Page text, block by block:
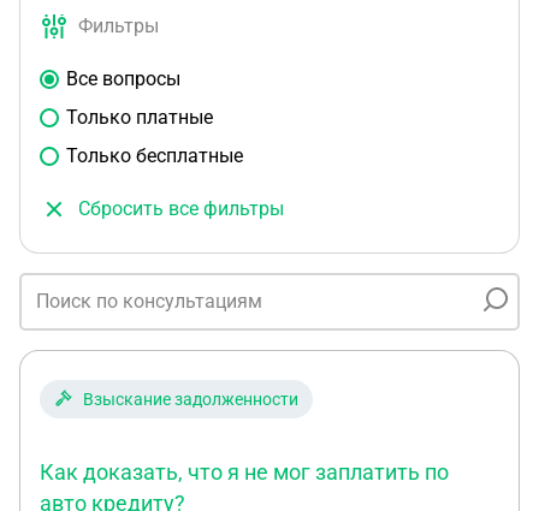
Фильтры
Все вопросы
Только платные
Только бесплатные
Сбросить все фильтры
Взыскание задолженности
Как доказать, что я не мог заплатить по
авто кредиту?